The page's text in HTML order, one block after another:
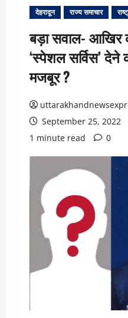
देहरादून राज्य समाचार
बड़ा सवाल- आखिर
‘स्पेशल सर्विस’ देने
मजबूर ?
September 25, 2022
1 minute read
0